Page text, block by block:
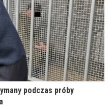
podczas próby